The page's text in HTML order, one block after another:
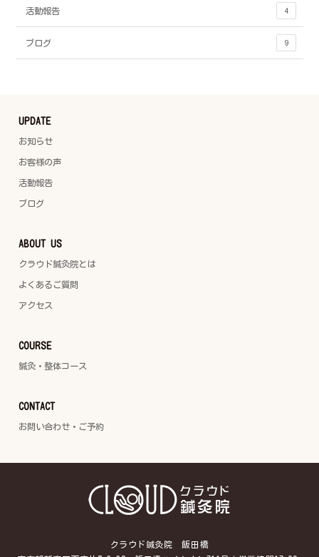
活動報告 4
ブログ 9
UPDATE
お知らせ
お客様の声
活動報告
ブログ
ABOUT US
クラウド鍼灸院とは
よくあるご質問
アクセス
COURSE
鍼灸・整体コース
CONTACT
お問い合わせ・ご予約
クラウド鍼灸院 飯田橋